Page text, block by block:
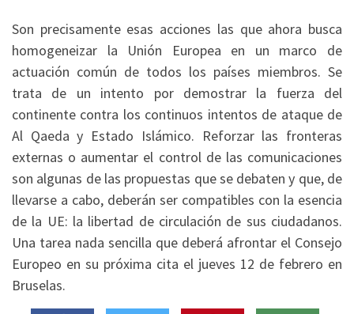
Son precisamente esas acciones las que ahora busca
homogeneizar la Unión Europea en un marco de
actuación común de todos los países miembros. Se
trata de un intento por demostrar la fuerza del
continente contra los continuos intentos de ataque de
Al Qaeda y Estado Islámico. Reforzar las fronteras
externas o aumentar el control de las comunicaciones
son algunas de las propuestas que se debaten y que, de
llevarse a cabo, deberán ser compatibles con la esencia
de la UE: la libertad de circulación de sus ciudadanos.
Una tarea nada sencilla que deberá afrontar el Consejo
Europeo en su próxima cita el jueves 12 de febrero en
Bruselas.